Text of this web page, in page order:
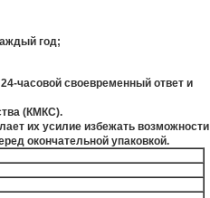
год;
часовой своевременный ответ и
(КМКС).
их усилие избежать возможности
окончательной упаковкой.